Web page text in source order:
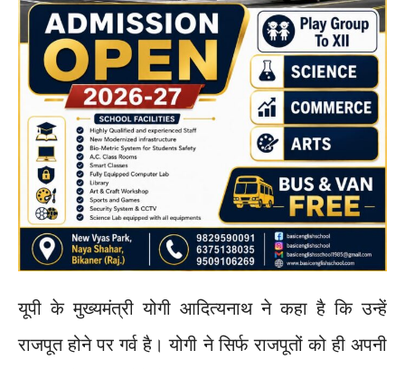
यूपी के मुख्यमंत्री योगी आदित्यनाथ ने कहा है कि उन्हें
राजपूत होने पर गर्व है। योगी ने सिर्फ राजपूतों को ही अपनी